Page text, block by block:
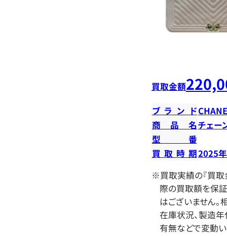
買取金額
ブランド
商品名チェー
型番
買取時期2025
※買取実績の『買取
際の買取額を保
はございません。
在庫状況、製造年
有無などで変動い